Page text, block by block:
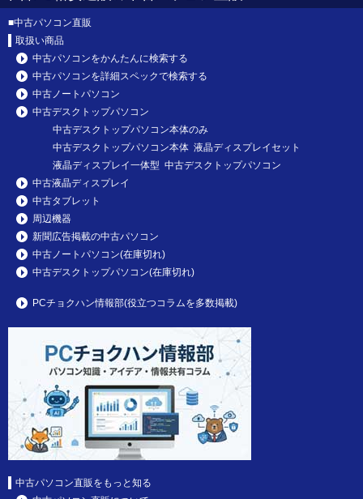
■中古パソコン直販
取扱い商品
中古パソコンをかんたんに検索する
中古パソコンを詳細スペックで検索する
中古ノートパソコン
中古デスクトップパソコン
中古デスクトップパソコン本体のみ
中古デスクトップパソコン本体 液晶ディスプレイセット
液晶ディスプレイ一体型 中古デスクトップパソコン
中古液晶ディスプレイ
中古タブレット
周辺機器
新聞広告掲載の中古パソコン
中古ノートパソコン(在庫切れ)
中古デスクトップパソコン(在庫切れ)
PCチョクハン情報部(役立つコラムを多数掲載)
中古パソコン直販をもっと知る